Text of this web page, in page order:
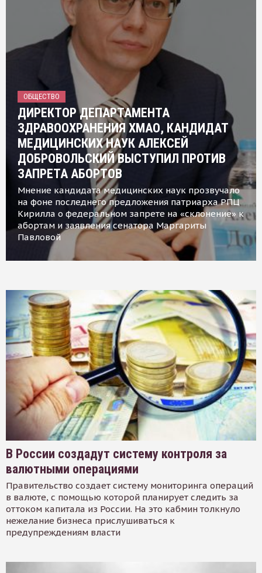
ОБЩЕСТВО
ДИРЕКТОР ДЕПАРТАМЕНТА
ЗДРАВООХРАНЕНИЯ ХМАО, КАНДИДАТ
МЕДИЦИНСКИХ НАУК АЛЕКСЕЙ
ДОБРОВОЛЬСКИЙ ВЫСТУПИЛ ПРОТИВ
ЗАПРЕТА АБОРТОВ
Мнение кандидата медицинских наук прозвучало
на фоне последнего предложения патриарха РПЦ
Кирилла о федеральном запрете на «склонение» к
абортам и заявления сенатора Маргариты
Павловой
В России создадут систему контроля за
валютными операциями
Правительство создает систему мониторинга операций
в валюте, с помощью которой планирует следить за
оттоком капитала из России. На это кабмин толкнуло
нежелание бизнеса прислушиваться к
предупреждениям власти